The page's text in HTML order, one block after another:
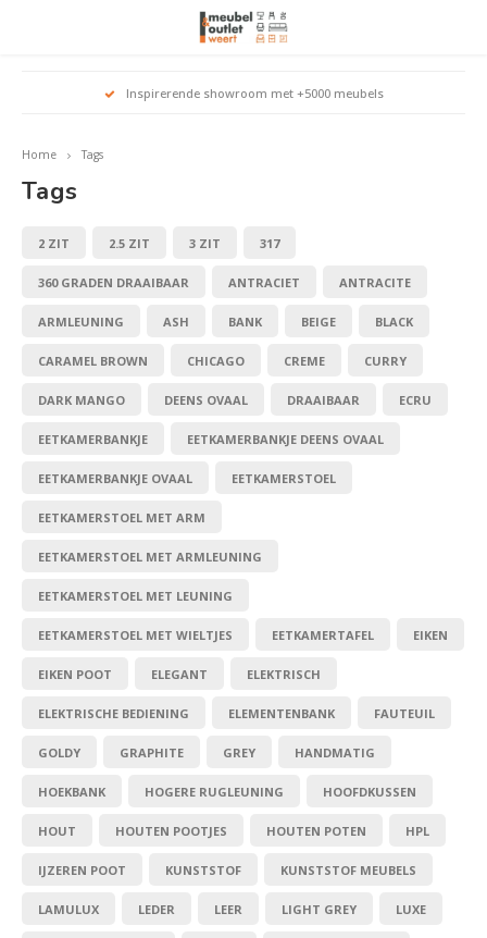
Hoofdmenu / woonmeubelen
Banken
Relaxstoelen
Dressoirs
Eetkamertafels
Fauteuils
Salontafels
Eetkamerbanken
Inspirerende showroom met +5000 meubels
Home Tags
Tags
2 ZIT 2.5 ZIT 3 ZIT 317
360 GRADEN DRAAIBAAR ANTRACIET ANTRACITE
ARMLEUNING ASH BANK BEIGE BLACK
CARAMEL BROWN CHICAGO CREME CURRY
DARK MANGO DEENS OVAAL DRAAIBAAR ECRU
EETKAMERBANKJE EETKAMERBANKJE DEENS OVAAL
EETKAMERBANKJE OVAAL EETKAMERSTOEL
EETKAMERSTOEL MET ARM
EETKAMERSTOEL MET ARMLEUNING
EETKAMERSTOEL MET LEUNING
EETKAMERSTOEL MET WIELTJES EETKAMERTAFEL EIKEN
EIKEN POOT ELEGANT ELEKTRISCH
ELEKTRISCHE BEDIENING ELEMENTENBANK FAUTEUIL
GOLDY GRAPHITE GREY HANDMATIG
HOEKBANK HOGERE RUGLEUNING HOOFDKUSSEN
HOUT HOUTEN POOTJES HOUTEN POTEN HPL
IJZEREN POOT KUNSTSTOF KUNSTSTOF MEUBELS
LAMULUX LEDER LEER LIGHT GREY LUXE